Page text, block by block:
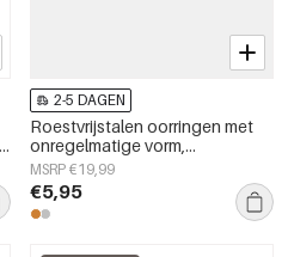
2-5 DAGEN
Roestvrijstalen oorringen met
onregelmatige vorm,
eenvoudige, alledaagse serie,
damessieraden
MSRP €19,99
€5,95